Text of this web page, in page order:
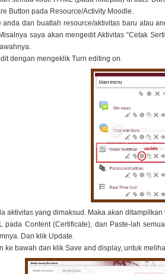
Button pada Resource/Activity Moodle.
anda dan buatlah resource/aktivitas baru atau
saya akan mengedit Aktivitas “Cetak
dengan mengeklik Turn editing on
aktivitas yang dimaksud. Maka akan ditampilkan
pada Content (Certificate), dan Paste-lah
Dan klik Update.
ke bawah dan klik Save and display, untuk